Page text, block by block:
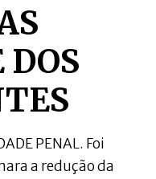
DOS
PENAL. Foi
a redução da